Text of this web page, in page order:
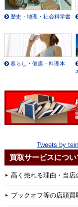
歴史・地理・社会科学書
暮らし・健康・料理本
Tweets by
買取サービスについ
高く売れる理由・当店
ブックオフ等の店頭買